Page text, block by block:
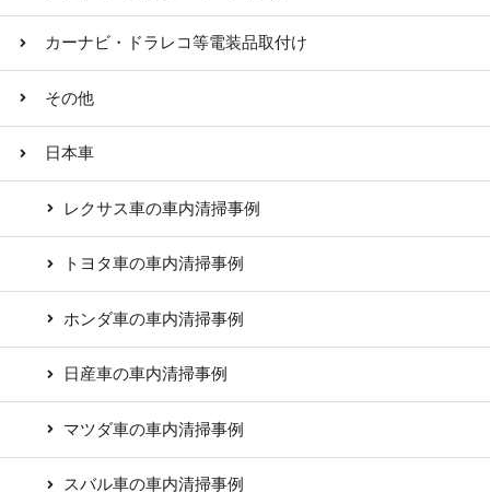
カーナビ・ドラレコ等電装品取付け
その他
日本車
レクサス車の車内清掃事例
トヨタ車の車内清掃事例
ホンダ車の車内清掃事例
日産車の車内清掃事例
マツダ車の車内清掃事例
スバル車の車内清掃事例